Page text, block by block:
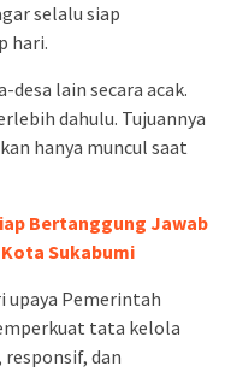
selalu siap
hari.
desa lain secara acak.
dahulu. Tujuannya
hanya muncul saat
Bertanggung Jawab
Sukabumi
upaya Pemerintah
tata kelola
dan